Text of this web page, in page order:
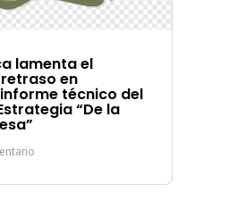
lamenta el
en
técnico del
“De la